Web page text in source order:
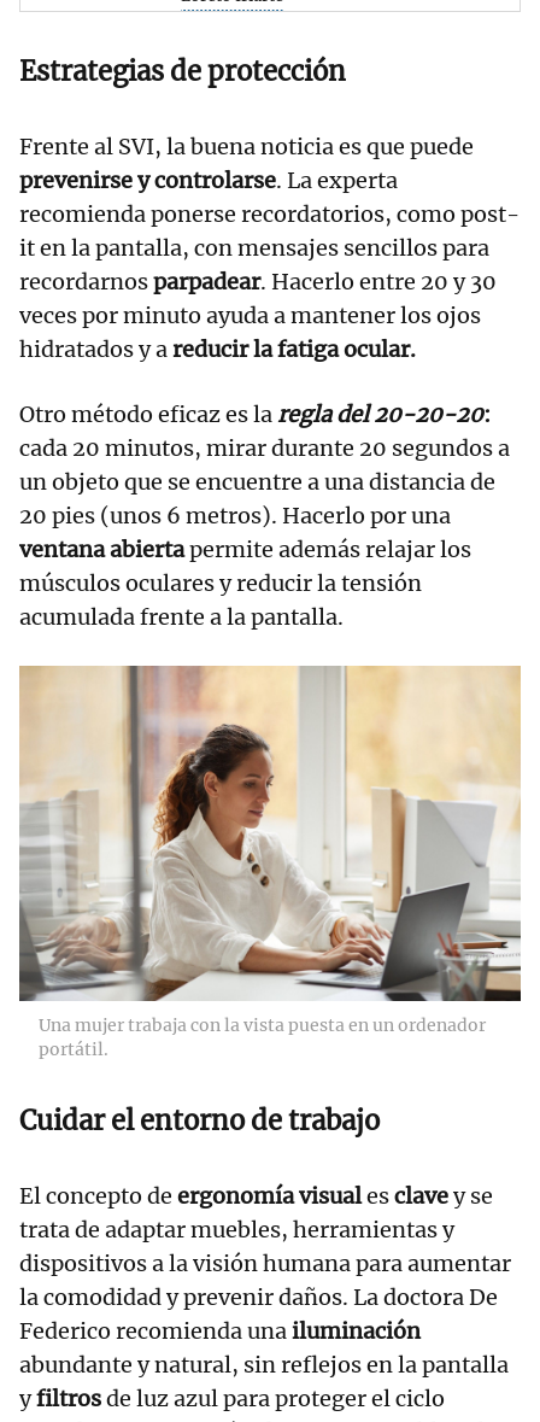
Estrategias de protección
Frente al SVI, la buena noticia es que puede
prevenirse y controlarse. La experta
recomienda ponerse recordatorios, como post-
it en la pantalla, con mensajes sencillos para
recordarnosparpadear. Hacerlo entre 20 y 30
veces por minuto ayuda a mantener los ojos
hidratados y areducir la fatiga ocular.
Otro método eficaz es laregla del 20-20-20:
cada 20 minutos, mirar durante 20 segundos a
un objeto que se encuentre a una distancia de
20 pies (unos 6 metros). Hacerlo por una
ventana abiertapermite además relajar los
músculos oculares y reducir la tensión
acumulada frente a la pantalla.
Una mujer trabaja con la vista puesta en un ordenador
portátil.
Cuidar el entorno de trabajo
El concepto de ergonomía visualesclavey se
trata de adaptar muebles, herramientas y
dispositivos a la visión humana para aumentar
la comodidad y prevenir daños. La doctora De
Federico recomienda unailuminación
abundante y natural, sin reflejos en la pantalla
yfiltrosde luz azul para proteger el ciclo